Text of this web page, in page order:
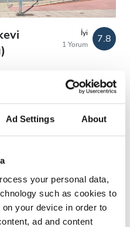
Ad Settings About
your personal data,
such as cookies to
your device in order to
ad and content
İyi
1 Yorum
7.8
TV Ekranları
Rezerve Et